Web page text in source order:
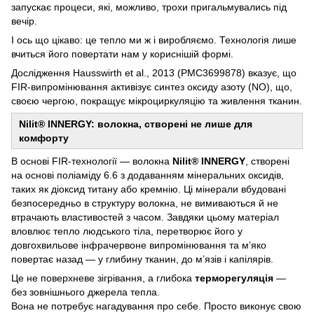
запускає процеси, які, можливо, трохи пригальмувались під
вечір.
І ось що цікаво: це тепло ми ж і виробляємо. Технологія лише
вчиться його повертати нам у кориснішій формі.
Дослідження Hausswirth et al., 2013 (PMC3699878) вказує, що
FIR-випромінювання активізує синтез оксиду азоту (NO), що,
своєю чергою, покращує мікроциркуляцію та живлення тканин.
Nilit® INNERGY: волокна, створені не лише для
комфорту
В основі FIR-технології — волокна Nilit® INNERGY , створені
на основі поліаміду 6.6 з додаванням мінеральних оксидів,
таких як діоксид титану або кремнію. Ці мінерали вбудовані
безпосередньо в структуру волокна, не вимиваються й не
втрачають властивостей з часом. Завдяки цьому матеріал
вловлює тепло людського тіла, перетворює його у
довгохвильове інфрачервоне випромінювання та м’яко
повертає назад — у глибину тканин, до м’язів і капілярів.
Це не поверхневе зігрівання, а глибока терморегуляція —
без зовнішнього джерела тепла.
Вона не потребує нагадування про себе. Просто виконує свою